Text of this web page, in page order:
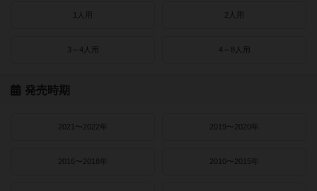
1人用 2人用
3～4人用 4～8人用
発売時期
2021〜2022年 2019〜2020年
2016〜2018年 2010〜2015年